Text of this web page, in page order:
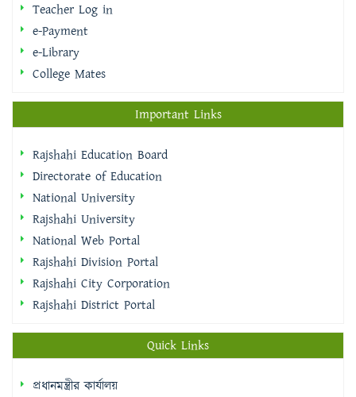
Teacher Log in
e-Payment
e-Library
College Mates
Important Links
Rajshahi Education Board
Directorate of Education
National University
Rajshahi University
National Web Portal
Rajshahi Division Portal
Rajshahi City Corporation
Rajshahi District Portal
Quick Links
প্রধানমন্ত্রীর কার্যালয়